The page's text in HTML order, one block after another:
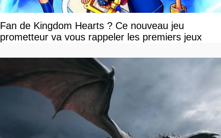
Fan de Kingdom Hearts ? Ce nouveau jeu
prometteur va vous rappeler les premiers jeux